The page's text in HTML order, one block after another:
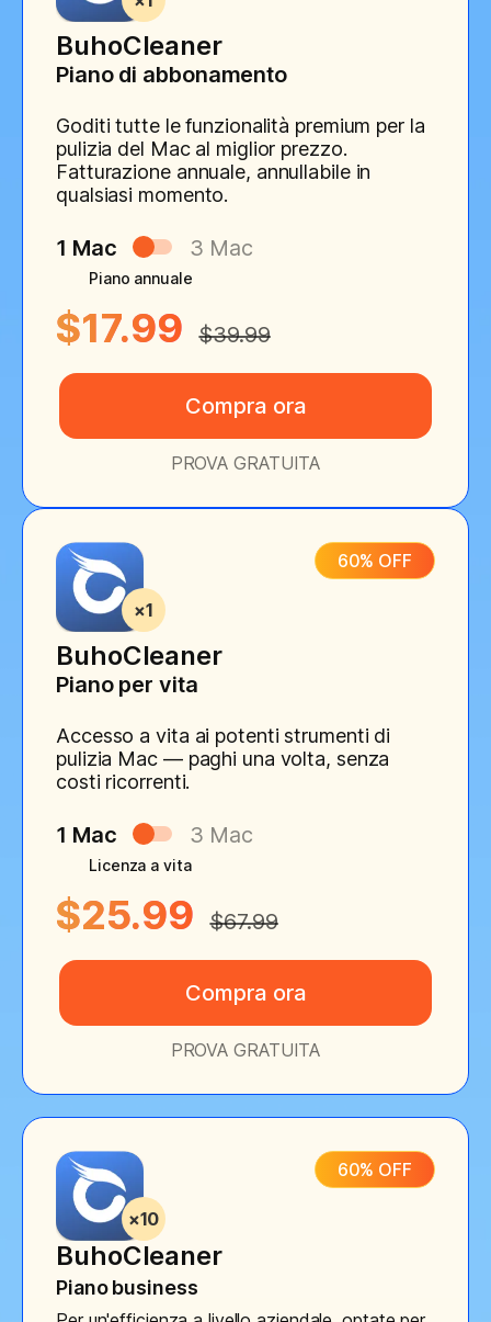
BuhoCleaner
Piano di abbonamento
Goditi tutte le funzionalità premium per la
pulizia del Mac al miglior prezzo.
Fatturazione annuale, annullabile in
qualsiasi momento.
1 Mac 3 Mac
Piano annuale
$17.99 $39.99
Compra ora
PROVA GRATUITA
60% OFF
BuhoCleaner
Piano per vita
Accesso a vita ai potenti strumenti di
pulizia Mac — paghi una volta, senza
costi ricorrenti.
1 Mac 3 Mac
Licenza a vita
$25.99 $67.99
Compra ora
PROVA GRATUITA
60% OFF
BuhoCleaner
Piano business